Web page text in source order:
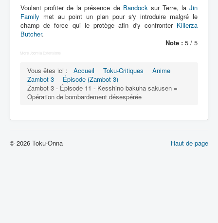
Lexique
Muteki chôjin Zambot 3 (無敵 超人
ザンボット 3) = Surhomme
Série
Personnages
Véhicules
Robots
Voulant profiter de la présence de Bandocksur Terre, laJin
Family met au point un plan pour s'y introduire malgré le
champ de force qui le protège afin d'y confronter Killerza
Butcher.
Note : 5 / 5
More Joomla Extensions
Vous êtes ici : Accueil Toku-Critiques
Anime
Zambot 3
Épisode (Zambot 3)
Zambot 3 - Épisode 11 - Kesshino bakuha sakusen =
Opération de bombardement désespérée
Haut de page
© 2026 Toku-Onna